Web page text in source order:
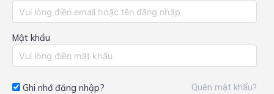
Mật khẩu
Ghi nhớ đăng nhập? Quên mật khẩu?